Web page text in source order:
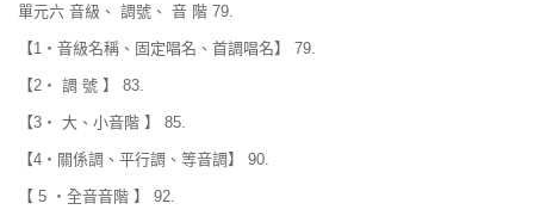
單元六 音級、 調號、 音 階 79.
【1‧音級名稱、固定唱名、首調唱名】 79.
【2‧ 調 號 】 83.
【3‧ 大、小音階 】 85.
【4‧關係調、平行調、等音調】 90.
【 5 ‧全音音階 】 92.